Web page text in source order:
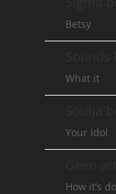
Betsy
What it
Your idol
How it’s